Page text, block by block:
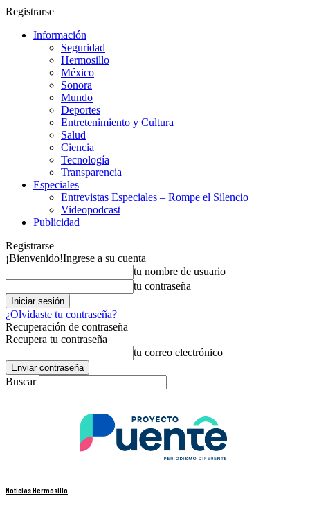
Registrarse
Información
Seguridad
Hermosillo
México
Sonora
Mundo
Deportes
Entretenimiento y Cultura
Salud
Ciencia
Tecnología
Transparencia
Especiales
Entrevistas Especiales – Rompe el Silencio
Videopodcast
Publicidad
Registrarse
¡Bienvenido!Ingrese a su cuenta
tu nombre de usuario
tu contraseña
¿Olvidaste tu contraseña?
Recuperación de contraseña
Recupera tu contraseña
tu correo electrónico
Buscar
Noticias Hermosillo